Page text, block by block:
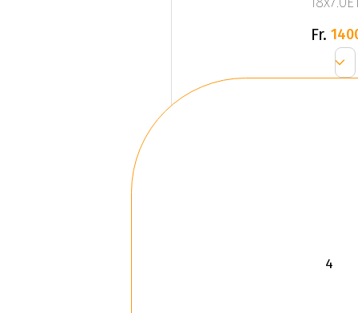
Fr.